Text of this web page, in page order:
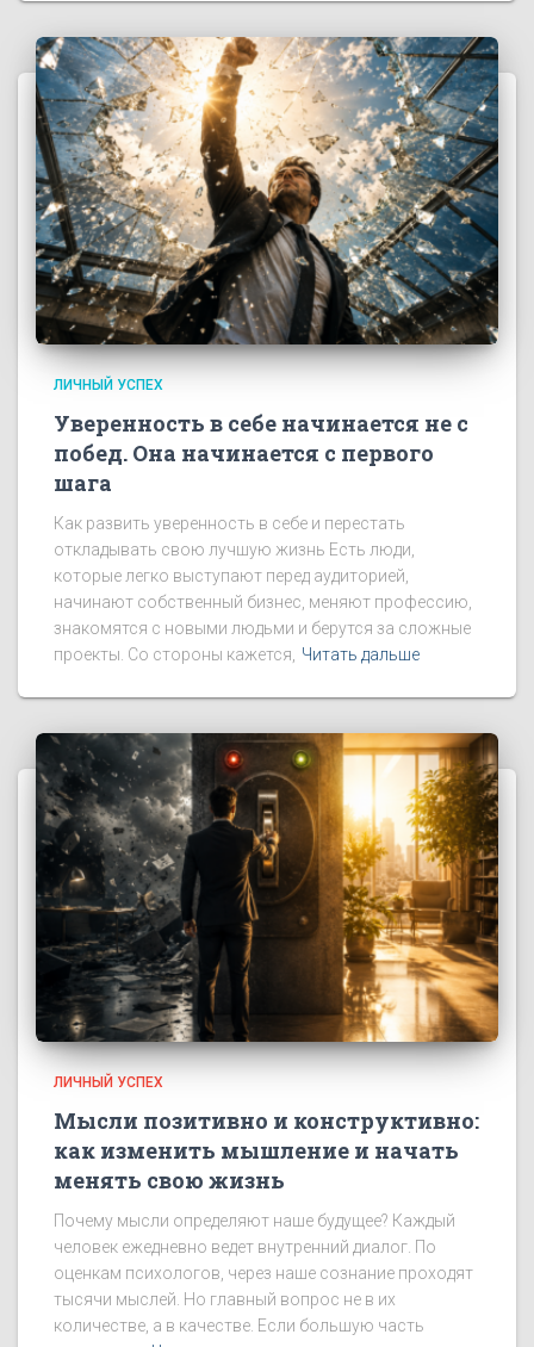
ЛИЧНЫЙ УСПЕХ
Уверенность в себе начинается не с
побед. Она начинается с первого
шага
Как развить уверенность в себе и перестать
откладывать свою лучшую жизнь Есть люди,
которые легко выступают перед аудиторией,
начинают собственный бизнес, меняют профессию,
знакомятся с новыми людьми и берутся за сложные
проекты. Со стороны кажется, Читать дальше
ЛИЧНЫЙ УСПЕХ
Мысли позитивно и конструктивно:
как изменить мышление и начать
менять свою жизнь
Почему мысли определяют наше будущее? Каждый
человек ежедневно ведет внутренний диалог. По
оценкам психологов, через наше сознание проходят
тысячи мыслей. Но главный вопрос не в их
количестве, а в качестве. Если большую часть